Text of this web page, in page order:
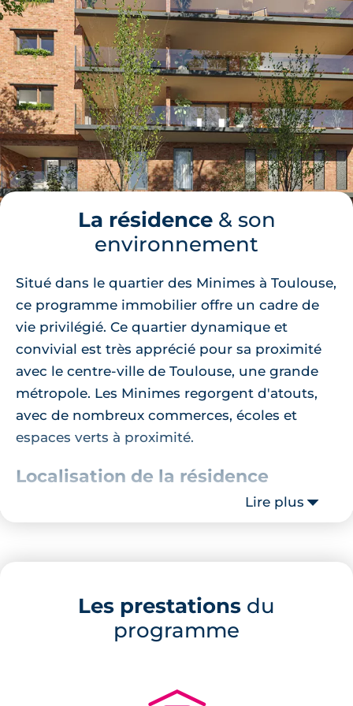
La résidence& son
environnement
Situé dans le quartier des Minimes à Toulouse,
ce programme immobilier offre un cadre de
vie privilégié. Ce quartier dynamique et
convivial est très apprécié pour sa proximité
avec le centre-ville de Toulouse, une grande
métropole. Les Minimes regorgent d'atouts,
avec de nombreux commerces, écoles et
espaces verts à proximité.
Localisation de la résidence
Le programme est proche de nombreux
vous trouverez la station de métro Canal du
quotidiens. Pour les familles, plusieurs
établissements scolaires sont à proximité,
comme le Lycée Hélène Boucher ou le Collège
supermarché Carrefour Market est à
Lire plus
Les prestations du
programme